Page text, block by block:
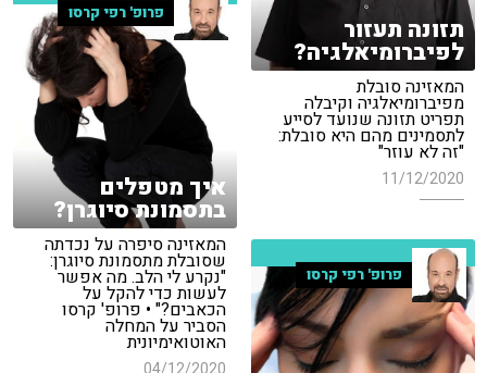
תזונה תעזור
לפיברומיאלגיה?
המאזינה סובלת
מפיברומיאלגיה וקיבלה
תפריט תזונה שנועד לסייע
לתסמינים מהם היא סובלת:
"זה לא עוזר"
11/12/2020
פרופ' רפי קרסו
איך מטפלים
בתסמונת סיוגרן?
המאזינה סיפרה על נכדתה
שסובלת מתסמונת סיוגרן:
"נקרע לי הלב. מה אפשר
לעשות כדי להקל על
הכאבים?" • פרופ' קרסו
הסביר על המחלה
האוטואימיונית
פרופ' רפי קרסו